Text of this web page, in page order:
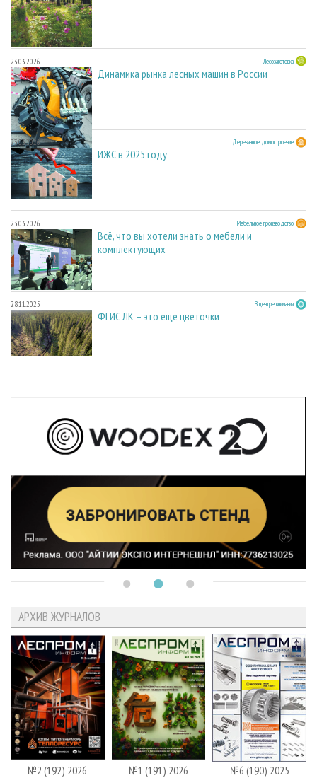
23.03.2026 Лесозаготовка
Динамика рынка лесных машин в России
23.03.2026 Деревянное домостроение
ИЖС в 2025 году
23.03.2026 Мебельное производство
Всё, что вы хотели знать о мебели и
комплектующих
28.11.2025 В центре внимания
ФГИС ЛК – это еще цветочки
АРХИВ ЖУРНАЛОВ
№2 (192) 2026 №1 (191) 2026 №6 (190) 2025